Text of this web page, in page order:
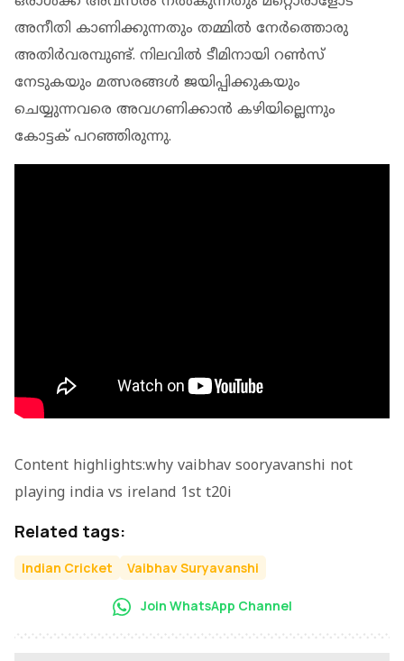
അനീതി കാണിക്കുന്നതും തമ്മിൽ നേർത്തൊരു
അതിർവരമ്പുണ്ട്. നിലവിൽ ടീമിനായി റൺസ്
നേടുകയും മത്സരങ്ങൾ ജയിപ്പിക്കുകയും
ചെയ്യുന്നവരെ അവഗണിക്കാൻ കഴിയില്ലെന്നും
കോട്ടക് പറഞ്ഞിരുന്നു.
Content highlights:why vaibhav sooryavanshi not
playing india vs ireland 1st t20i
Related tags:
Indian Cricket Vaibhav Suryavanshi
Join WhatsApp Channel